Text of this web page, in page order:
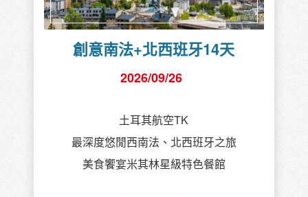
創意南法+北西班牙14天
2026/09/26
土耳其航空TK
最深度悠閒西南法、北西班牙之旅
美食饗宴米其林星級特色餐館